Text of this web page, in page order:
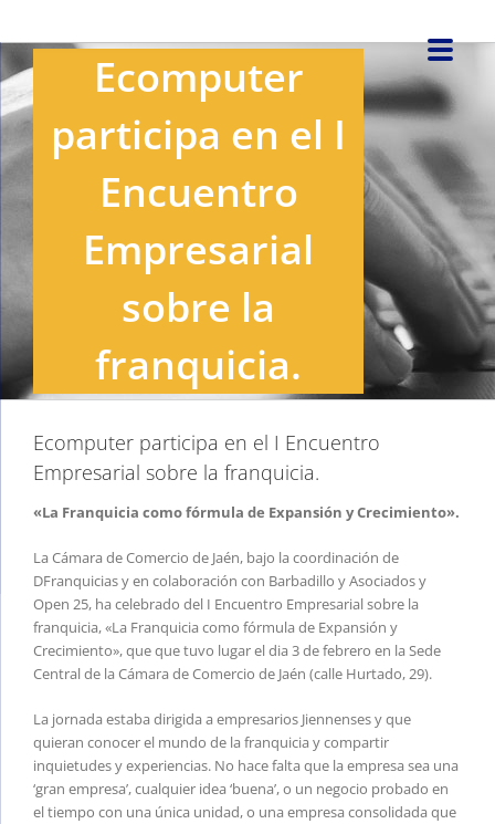
al
contenido
Ecomputer
participa en el I
Encuentro
Empresarial
sobre la
franquicia.
Ecomputer participa en el I Encuentro
Empresarial sobre la franquicia.
«La Franquicia como fórmula de Expansión y Crecimiento».
La Cámara de Comercio de Jaén, bajo la coordinación de
DFranquicias y en colaboración con Barbadillo y Asociados y
Open 25, ha celebrado del I Encuentro Empresarial sobre la
franquicia, «La Franquicia como fórmula de Expansión y
Crecimiento», que que tuvo lugar el dia 3 de febrero en la Sede
Central de la Cámara de Comercio de Jaén (calle Hurtado, 29).
La jornada estaba dirigida a empresarios Jiennenses y que
quieran conocer el mundo de la franquicia y compartir
inquietudes y experiencias. No hace falta que la empresa sea una
‘gran empresa’, cualquier idea ‘buena’, o un negocio probado en
el tiempo con una única unidad, o una empresa consolidada que